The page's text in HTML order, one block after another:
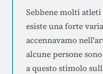
Sebbene molti
esiste una forte
accennavamo
alcune persone
a questo stimolo